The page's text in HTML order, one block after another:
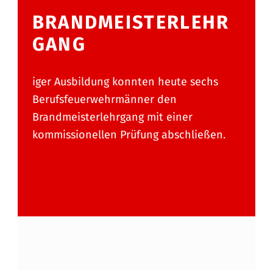
BRANDMEISTERLEHR
GANG
iger Ausbildung konnten heute sechs
Berufsfeuerwehrmänner den
Brandmeisterlehrgang mit einer
kommissionellen Prüfung abschließen.